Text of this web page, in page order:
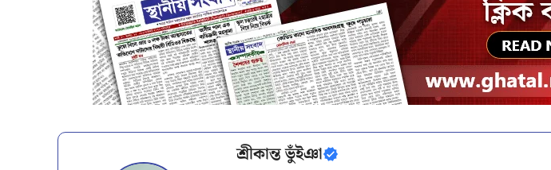
শ্রীকান্ত ভুঁইঞা